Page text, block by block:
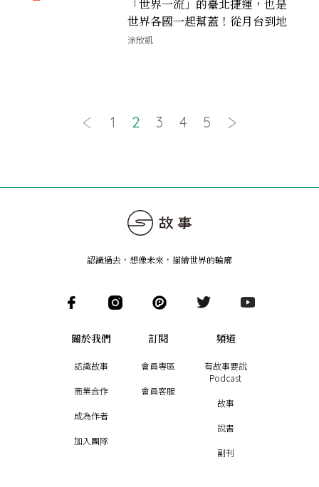
「世界一流」的臺北捷運，也是
世界各國一起幫蓋！從月台到地
下街，拆解北捷系統的混血身世
涂欣凱
1 2 3 4 5
認識過去，想像未來 ， 描繪世界的輪廓
關於我們
認識故事
商業合作
成為作者
加入團隊
訂閱
會員專區
會員客服
頻道
有故事要說
Podcast
故事
說書
副刊